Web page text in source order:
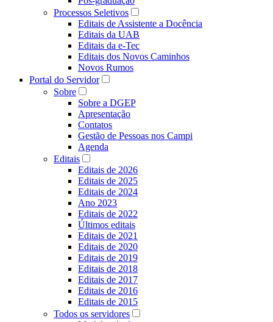
Processos Seletivos
Editais de Assistente a Docência
Editais da UAB
Editais da e-Tec
Editais dos Novos Caminhos
Novos Rumos
Portal do Servidor
Sobre
Sobre a DGEP
Apresentação
Contatos
Gestão de Pessoas nos Campi
Agenda
Editais
Editais de 2026
Editais de 2025
Editais de 2024
Ano 2023
Editais de 2022
Últimos editais
Editais de 2021
Editais de 2020
Editais de 2019
Editais de 2018
Editais de 2017
Editais de 2016
Editais de 2015
Todos os servidores